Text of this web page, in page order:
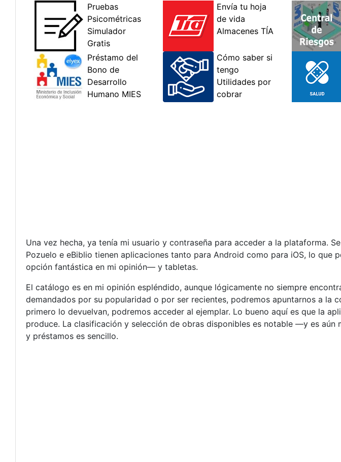
Una vez hecha, ya tenía mi usuario y contraseña para acceder a la plataforma.
Pozuelo e eBiblio tienen aplicaciones tanto para Android como para iOS, lo
opción fantástica en mi opinión— y tabletas.
El catálogo es en mi opinión espléndido, aunque lógicamente no siempre
demandados por su popularidad o por ser recientes, podremos apuntarnos a la
primero lo devuelvan, podremos acceder al ejemplar. Lo bueno aquí es que la
produce. La clasificación y selección de obras disponibles es notable —y es
y préstamos es sencillo.